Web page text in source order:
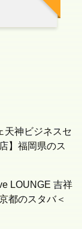
天神ビジネスセ
】福岡県のス
LOUNGE 吉祥
都のスタバ＜